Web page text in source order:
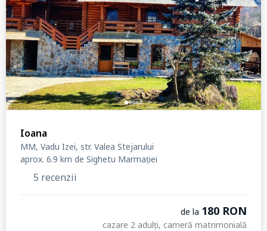
Ioana
MM, Vadu Izei, str. Valea Stejarului
aprox. 6.9 km de Sighetu Marmației
5 recenzii
de la 180 RON
cazare 2 adulți, cameră matrimonială